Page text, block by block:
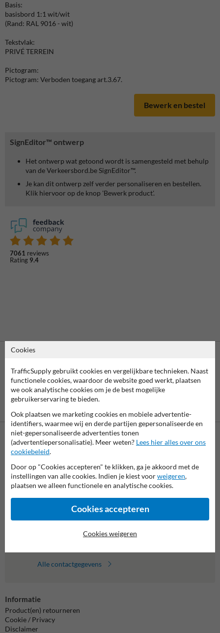
SignEditor™ ontwerp
Het ontwerp wat getoond wordt is samengesteld met behulp
van de Verkeersbord.be SignEditor™.
Je kan dit ontwerp zelf verder personaliseren en bestellen.
Klik hiervoor op de knop 'Bewerk product'.
7061 reviews
Rating 9.4
Basis:
basisbord 1:1 wit/wit
(Rand: RAL 9016 - wit)
Tekstvlak:
PRIVÉ TERREIN
Pictogram:
Pictogram: Verboden toegang art.3.67.
Bewerk en bestel
Vooruitbetaling
per bank
is mogelijk
Neem contact op met onze productspecialist
Matthias!
We zijn vandaag tot 17.00 telefonisch bereikbaar voor
al je vragen over onze producten en diensten.
011 495 473 bereikbaar tot 17.00
info@trafficsupply.be
Alle contactgegevens
Informatie
Product(en) retourneren
Cookie / Privacy
Disclaimer
Cookies
TrafficSupply gebruikt cookies en vergelijkbare technieken. Naast
functionele cookies, waardoor de website goed werkt, plaatsen
we ook analytische cookies om je de best mogelijke
gebruikerservaring te bieden.
Ook plaatsen we marketing cookies en mobiele advertentie-
identifiers, waarmee wij en derde partijen gepersonaliseerde en
niet-gepersonaliseerde advertenties tonen
(advertentiepersonalisatie). Meer weten? Lees hier alles over ons
cookiebeleid.
Door op "Cookies accepteren" te klikken, ga je akkoord met de
instellingen van alle cookies. Indien je kiest voorweigeren,
plaatsen we alleen functionele en analytische cookies.
Cookies accepteren
Cookies weigeren